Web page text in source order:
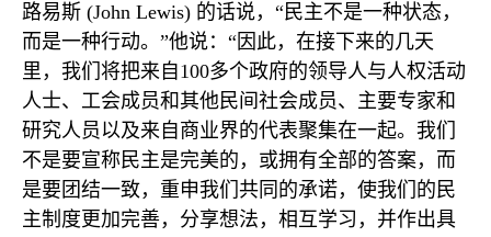
路易斯 (John Lewis) 的话说，“民主不是一种状态，
而是一种行动。”他说：“因此，在接下来的几天
里，我们将把来自 100多个政府的领导人与人权活动
人士、工会成员和其他民间社会成员、主要专家和
研究人员以及来自商业界的代表聚集在一起。我们
不是要宣称民主是完美的，或拥有全部的答案，而
是要团结一致，重申我们共同的承诺，使我们的民
主制度更加完善，分享想法，相互学习，并作出具